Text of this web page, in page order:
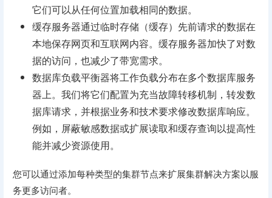
它们可以从任何位置加载相同的数据。
缓存服务器通过临时存储（缓存）先前请求的数据在
本地保存网页和互联网内容。缓存服务器加快了对数
据的访问，也减少了带宽需求。
数据库负载平衡器将工作负载分布在多个数据库服务
器上。我们将它们配置为充当故障转移机制，转发数
据库请求，并根据业务和技术要求修改数据库响应。
例如，屏蔽敏感数据或扩展读取和缓存查询以提高性
能并减少资源使用。
您可以通过添加每种类型的集群节点来扩展集群解决方案以服
务更多访问者。